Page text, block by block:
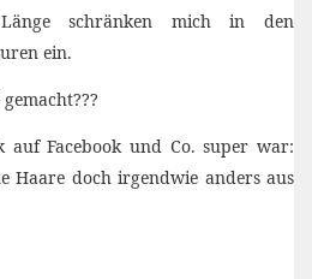
schränken mich in den
ein.
auf Facebook und Co. super war:
Haare doch irgendwie anders aus